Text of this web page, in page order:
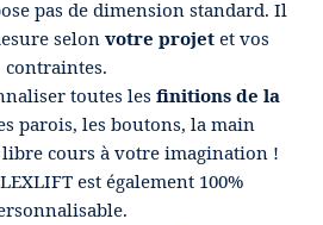
pas de dimension standard. Il
selon votre projetet vos
contraintes.
toutes les finitions de la
parois, les boutons, la main
cours à votre imagination !
est également 100%